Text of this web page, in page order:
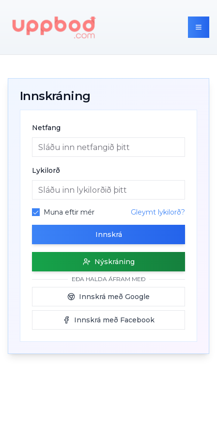
Innskráning
Netfang
Lykilorð
Muna eftir mér Gleymt lykilorð?
Innskrá
Nýskráning
EÐA HALDA ÁFRAM MEÐ
Innskrá með Google
Innskrá með Facebook